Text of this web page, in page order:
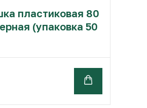
пластиковая 80
(упаковка 50